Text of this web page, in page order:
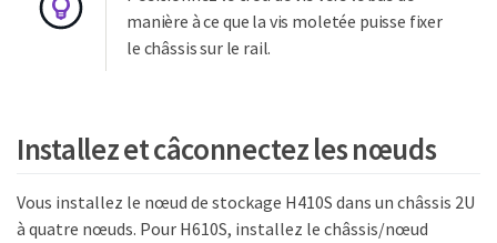
manière à ce que la vis moletée puisse fixer
le châssis sur le rail.
Installez et câconnectez les nœuds
Vous installez le nœud de stockage H410S dans un châssis 2U
à quatre nœuds. Pour H610S, installez le châssis/nœud